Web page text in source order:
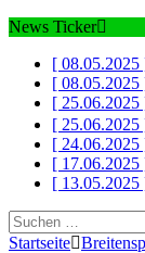
News Ticker
[ 08.05.2025
[ 08.05.2025
[ 25.06.2025
[ 25.06.2025
[ 24.06.2025
[ 17.06.2025
[ 13.05.2025
Suchen
nach:
Startseite